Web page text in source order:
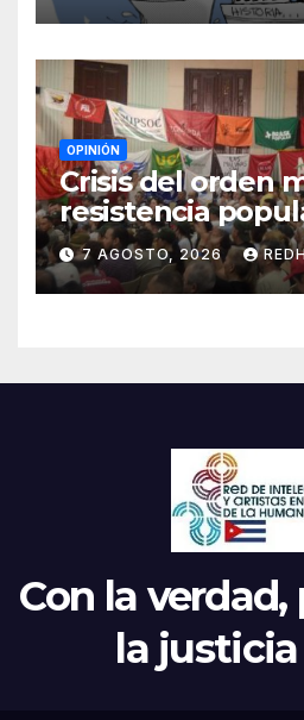
OPINIÓN
Crisis del orden
resistencia
el inicio de la IV
Continental de
Movimientos en
7 AGOSTO, 2026
Con la verdad,
la